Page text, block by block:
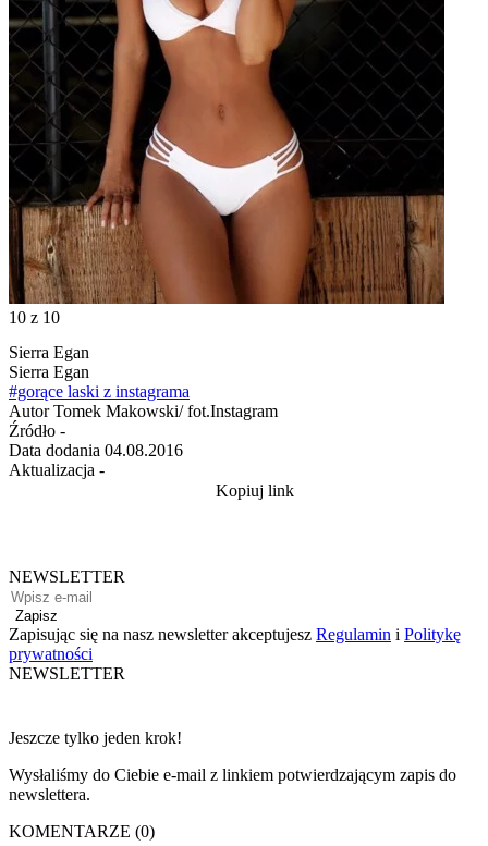
10 z 10
Sierra Egan
Sierra Egan
#gorące laski z instagrama
Autor Tomek Makowski/ fot.Instagram
Źródło -
Data dodania 04.08.2016
Aktualizacja -
Kopiuj link
NEWSLETTER
Zapisz
Zapisując się na nasz newsletter akceptujesz Regulamin i Politykę
prywatności
NEWSLETTER
Jeszcze tylko jeden krok!
Wysłaliśmy do Ciebie e-mail z linkiem potwierdzającym zapis do
newslettera.
KOMENTARZE (0)